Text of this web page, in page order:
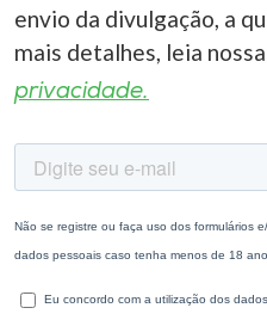
envio da divulgação, a
mais detalhes, leia nossa
privacidade.